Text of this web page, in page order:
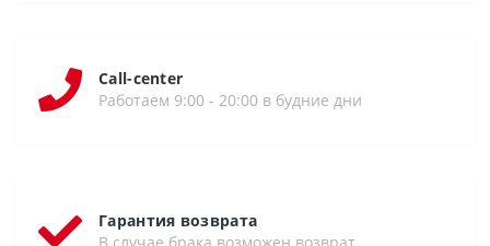
Call-center
Работаем 9:00 - 20:00 в будние дни
Гарантия возврата